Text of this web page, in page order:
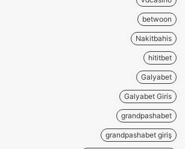
betwoon
Nakitbahis
hititbet
Galyabet
Galyabet Giris
grandpashabet
grandpashabet giriş